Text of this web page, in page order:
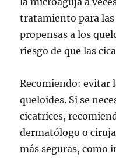
tratamiento para las
propensas a los
riesgo de que las
Recomiendo: evitar
queloides. Si se
cicatrices,
dermatólogo o
más seguras, como